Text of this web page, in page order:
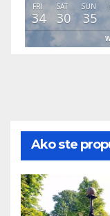
FRI
34
SAT
30
SUN
35
Ako ste